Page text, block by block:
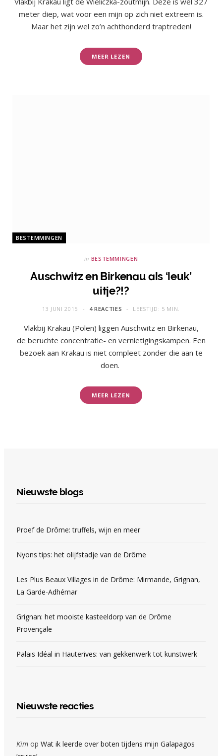
meter diep, wat voor een mijn op zich niet extreem is.
Maar het zijn wel zo’n achthonderd traptreden!
MEER LEZEN
BESTEMMINGEN
in BESTEMMINGEN
Auschwitz en Birkenau als ‘leuk’
uitje?!?
13 JUNI 2015 4 REACTIES LEESTIJD: 5 MIN.
Vlakbij Krakau (Polen) liggen Auschwitz en Birkenau,
de beruchte concentratie- en vernietigingskampen. Een
bezoek aan Krakau is niet compleet zonder die aan te
doen.
MEER LEZEN
Nieuwste blogs
Proef de Drôme: truffels, wijn en meer
Nyons tips: het olijfstadje van de Drôme
Les Plus Beaux Villages in de Drôme: Mirmande, Grignan,
La Garde-Adhémar
Grignan: het mooiste kasteeldorp van de Drôme
Provençale
Palais Idéal in Hauterives: van gekkenwerk tot kunstwerk
Nieuwste reacties
Kim op Wat ik leerde over boten tijdens mijn Galapagos